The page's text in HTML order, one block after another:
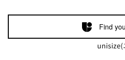
Find
unisize(